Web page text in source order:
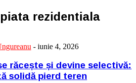
piata rezidentiala
- iunie 4, 2026
răcește și devine selectivă:
solidă pierd teren